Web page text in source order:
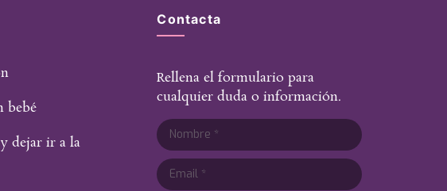
bebé
dejar ir a la
Contacta
Rellena el formulario para
cualquier duda o información.